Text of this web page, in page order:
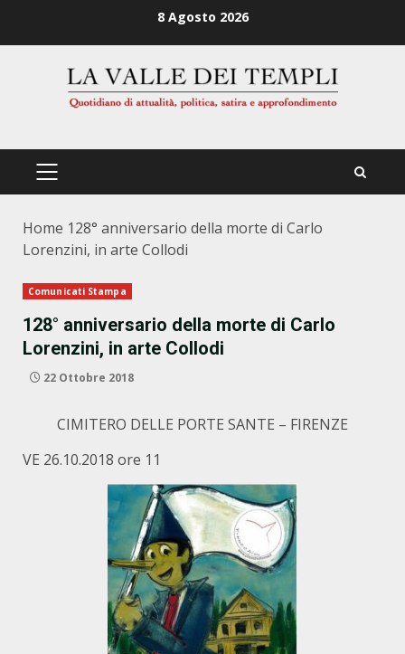
8 Agosto 2026
PRIMÄRES
Home 128° anniversario della morte di Carlo
Lorenzini, in arte Collodi
Comunicati Stampa
128° anniversario della morte di Carlo
Lorenzini, in arte Collodi
22 Ottobre 2018
CIMITERO DELLE PORTE SANTE – FIRENZE
VE 26.10.2018 ore 11